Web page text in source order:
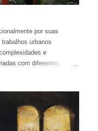
por suas
urbanos
e
com diferentes
dedicada aos tratados
ensaios sobre pesquisa
redações.